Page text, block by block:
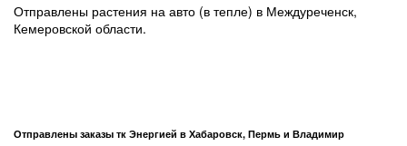
Отправлены растения на авто (в тепле) в Междуреченск,
Кемеровской области.
Отправлены заказы тк Энергией в Хабаровск, Пермь и Владимир